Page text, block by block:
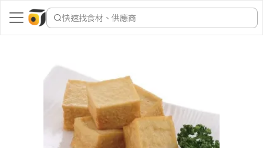
快速找食材、供應商